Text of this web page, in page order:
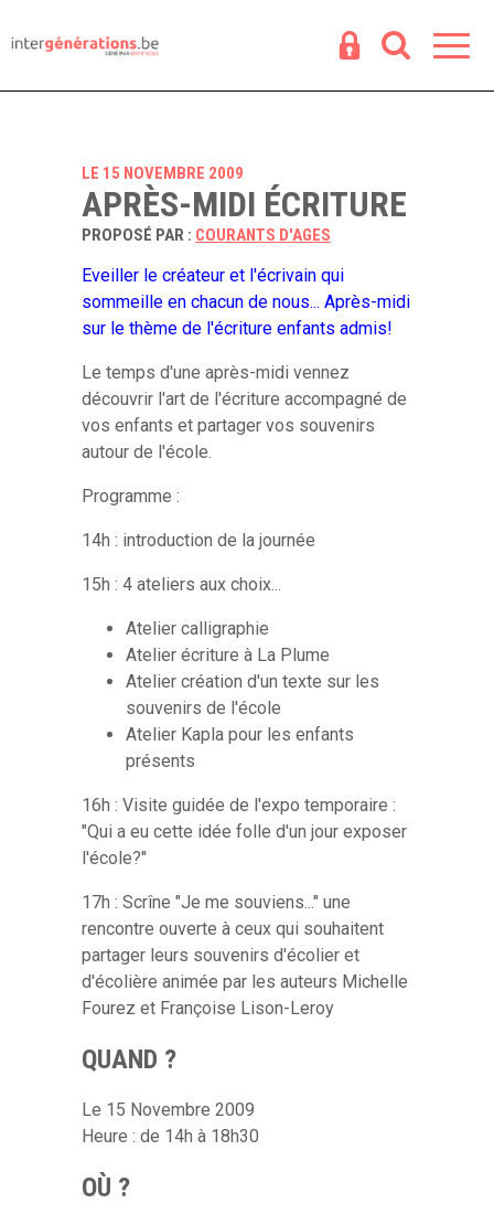
LE 15 NOVEMBRE 2009
APRÈS-MIDI ÉCRITURE
PROPOSÉ PAR : COURANTS D'AGES
Eveiller le créateur et l'écrivain qui
sommeille en chacun de nous... Après-midi
sur le thème de l'écriture enfants admis!
Le temps d'une après-midi vennez
découvrir l'art de l'écriture accompagné de
vos enfants et partager vos souvenirs
autour de l'école.
Programme :
14h : introduction de la journée
15h : 4 ateliers aux choix...
Atelier calligraphie
Atelier écriture à La Plume
Atelier création d'un texte sur les
souvenirs de l'école
Atelier Kapla pour les enfants
présents
16h : Visite guidée de l'expo temporaire :
"Qui a eu cette idée folle d'un jour exposer
l'école?"
17h : Scrîne "Je me souviens..." une
rencontre ouverte à ceux qui souhaitent
partager leurs souvenirs d'écolier et
d'écolière animée par les auteurs Michelle
Fourez et Françoise Lison-Leroy
QUAND ?
Le 15 Novembre 2009
Heure : de 14h à 18h30
OÙ ?